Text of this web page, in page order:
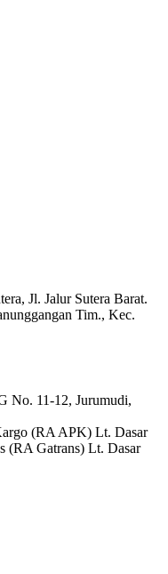
Jl. Jalur Sutera Barat.
Tim., Kec.
No. 11-12, Jurumudi,
(RA APK) Lt. Dasar
(RA Gatrans) Lt. Dasar